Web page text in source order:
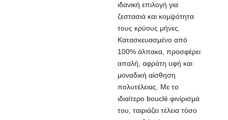
ιδανική επιλογή για
ζεστασιά και κομψότητα
τους κρύους μήνες.
Κατασκευασμένο από
100% άλπακα, προσφέρει
απαλή, αφράτη υφή και
μοναδική αίσθηση
πολυτέλειας. Με το
ιδιαίτερο bouclé φινίρισμά
του, ταιριάζει τέλεια τόσο